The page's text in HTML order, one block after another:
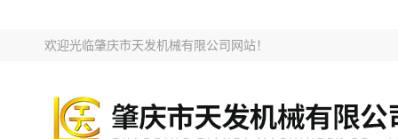
欢迎光临肇庆市天发机械有限公司网站！